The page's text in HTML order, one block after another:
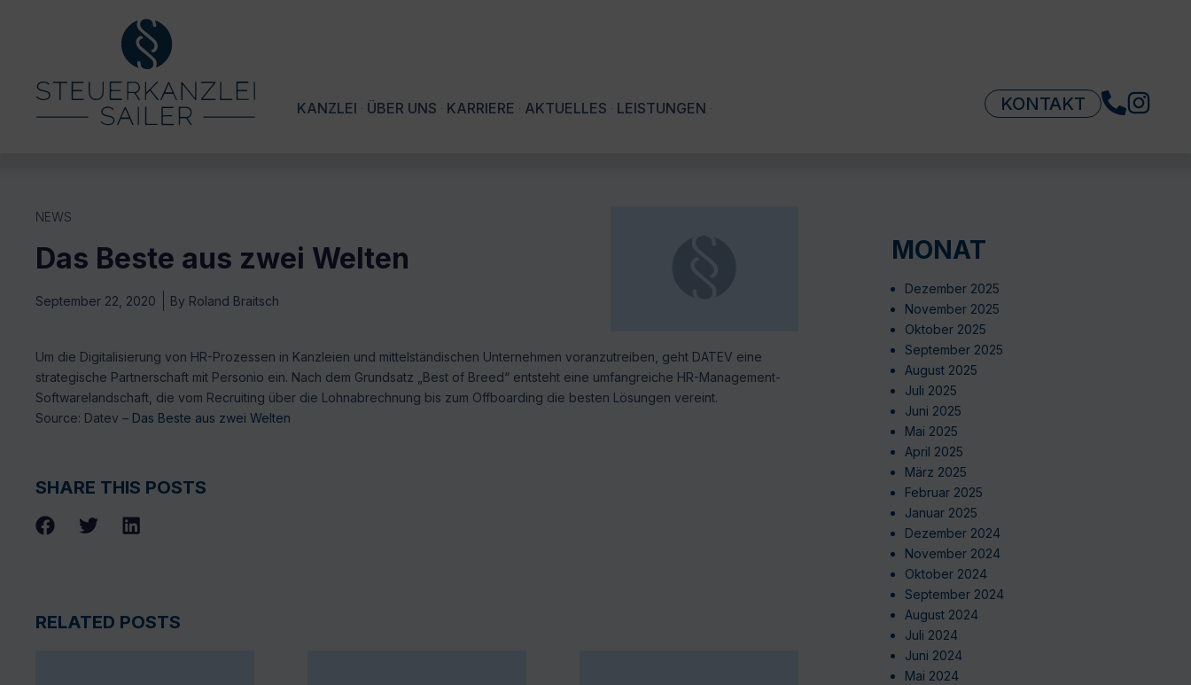
KANZLEI ÜBER UNS KARRIERE AKTUELLES LEISTUNGEN KONTAKT
NEWS
Das Beste aus zwei Welten
September 22, 2020 By Roland Braitsch
Um die Digitalisierung von HR-Prozessen in Kanzleien und mittelständischen Unternehmen voranzutreiben, geht DATEV eine
strategische Partnerschaft mit Personio ein. Nach dem Grundsatz „Best of Breed“ entsteht eine umfangreiche HR-Management-
Softwarelandschaft, die vom Recruiting über die Lohnabrechnung bis zum Offboarding die besten Lösungen vereint.
Source: Datev – Das Beste aus zwei Welten
SHARE THIS POSTS
RELATED POSTS
MONAT
Dezember 2025
November 2025
Oktober 2025
September 2025
August 2025
Juli 2025
Juni 2025
Mai 2025
April 2025
März 2025
Februar 2025
Januar 2025
Dezember 2024
November 2024
Oktober 2024
September 2024
August 2024
Juli 2024
Juni 2024
Mai 2024